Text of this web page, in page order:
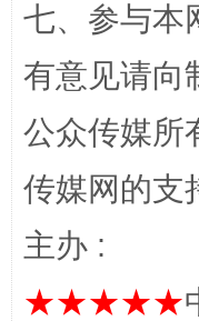
完善运行机制
七、参与本
有意见请向
公众传媒所
传媒网的支
主办 :
★★★★★